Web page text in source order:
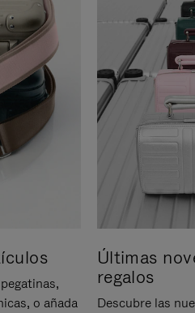
o añada
Últimas
regalos
Descubre las